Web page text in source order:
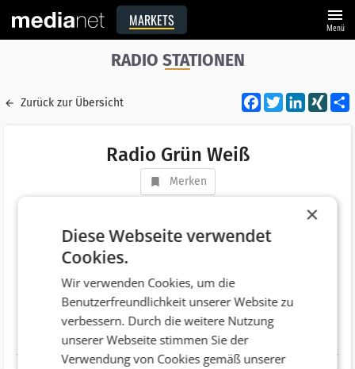
MARKETS menu
Menü
RADIO STATIONEN
Zurück zur Übersicht Facebook
Twitter XING
Radio Grün Weiß
Merken
Vermarkter
Adresse Hauptplatz 4
AT 8700 Leoben
Telefonnummer +43 (3842) 43000
Website http://www.gruen-weiss.at/
×
Diese Webseite verwendet
Cookies.
Wir verwenden Cookies, um die
Benutzerfreundlichkeit unserer Website zu
verbessern. Durch die weitere Nutzung
unserer Webseite stimmen Sie der
Verwendung von Cookies gemäß unserer